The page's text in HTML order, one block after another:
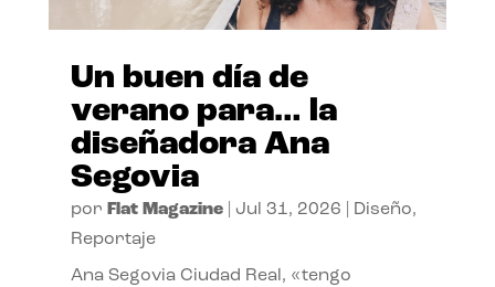
Un buen día de
verano para… la
diseñadora Ana
Segovia
por Flat Magazine| Jul 31, 2026 Diseño,
Reportaje
Ana Segovia Ciudad Real, «tengo